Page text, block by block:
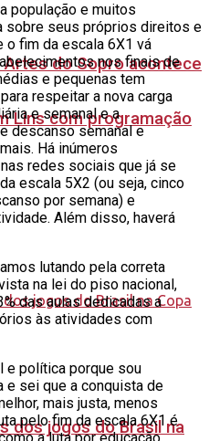
do Sopro acontece
Lins com programação
dos jogos do Brasil na
população e muitos
sobre seus próprios direitos e
o fim da escala 6X1 vá
nos finais de
e pequenas tem
respeitar a nova carga
e semanal e a
descanso semanal e
Há inúmeros
redes sociais que já se
escala 5X2 (ou seja, cinco
por semana) e
Além disso, haverá
lutando pela correta
na lei do piso nacional,
das aulas dedicadas a
às atividades com
e política porque sou
e sei que a conquista de
mais justa, menos
pelo fim da escala 6X1 é